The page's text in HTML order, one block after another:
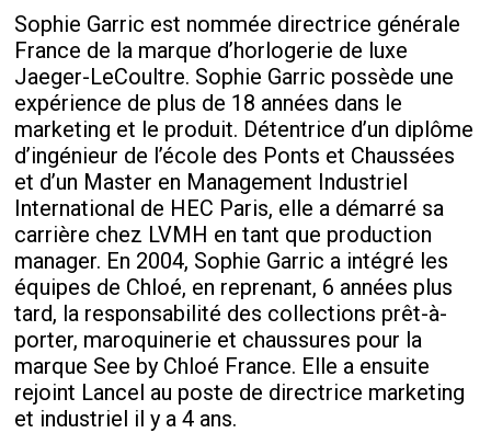
Sophie Garric est nommée directrice générale
France de la marque d’horlogerie de luxe
Jaeger-LeCoultre. Sophie Garric possède une
expérience de plus de 18 années dans le
marketing et le produit. Détentrice d’un diplôme
d’ingénieur de l’école des Ponts et Chaussées
et d’un Master en Management Industriel
International de HEC Paris, elle a démarré sa
carrière chez LVMH en tant que production
manager. En 2004, Sophie Garric a intégré les
équipes de Chloé, en reprenant, 6 années plus
tard, la responsabilité des collections prêt-à-
porter, maroquinerie et chaussures pour la
marque See by Chloé France. Elle a ensuite
rejoint Lancel au poste de directrice marketing
et industriel il y a 4 ans.